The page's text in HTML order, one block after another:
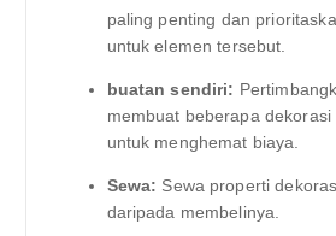
paling penting dan
untuk elemen tersebut.
buatan sendiri:
membuat beberapa dekorasi
untuk menghemat biaya.
Sewa: Sewa properti
daripada membelinya.